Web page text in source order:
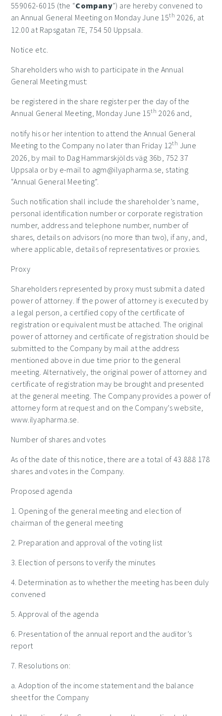
559062-6015 (the “Company”) are hereby convened to
an Annual General Meeting on Monday June 15th 2026, at
12.00 at Rapsgatan 7E, 754 50 Uppsala.
Notice etc.
Shareholders who wish to participate in the Annual
General Meeting must:
be registered in the share register per the day of the
Annual General Meeting, Monday June 15th 2026 and,
notify his or her intention to attend the Annual General
Meeting to the Company no later than Friday 12th June
2026, by mail to Dag Hammarskjölds väg 36b, 752 37
Uppsala or by e-mail to agm@ilyapharma.se, stating
“Annual General Meeting”.
Such notification shall include the shareholder’s name,
personal identification number or corporate registration
number, address and telephone number, number of
shares, details on advisors (no more than two), if any, and,
where applicable, details of representatives or proxies.
Proxy
Shareholders represented by proxy must submit a dated
power of attorney. If the power of attorney is executed by
a legal person, a certified copy of the certificate of
registration or equivalent must be attached. The original
power of attorney and certificate of registration should be
submitted to the Company by mail at the address
mentioned above in due time prior to the general
meeting. Alternatively, the original power of attorney and
certificate of registration may be brought and presented
at the general meeting. The Company provides a power of
attorney form at request and on the Company’s website,
www.ilyapharma.se.
Number of shares and votes
As of the date of this notice, there are a total of 43 888 178
shares and votes in the Company.
Proposed agenda
1. Opening of the general meeting and election of
chairman of the general meeting
2. Preparation and approval of the voting list
3. Election of persons to verify the minutes
4. Determination as to whether the meeting has been duly
convened
5. Approval of the agenda
6. Presentation of the annual report and the auditor’s
report
7. Resolutions on:
a. Adoption of the income statement and the balance
sheet for the Company